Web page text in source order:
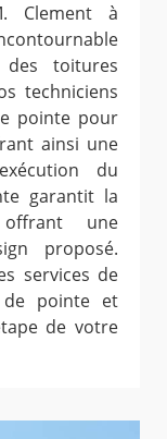
Clement à
toitures
techniciens
pointe pour
ainsi une
du
garantit la
une
proposé.
services de
de pointe et
de votre